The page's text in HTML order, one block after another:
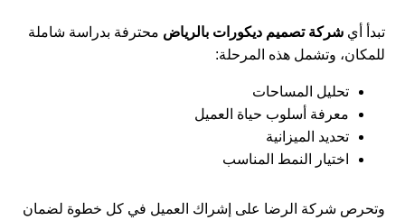
تبدأ أيشركة تصميم ديكورات بالرياض محترفة بدراسة شاملة
للمكان، وتشمل هذه المرحلة:
تحليل المساحات
معرفة أسلوب حياة العميل
تحديد الميزانية
اختيار النمط المناسب
وتحرص شركة الرضا على إشراك العميل في كل خطوة لضمان